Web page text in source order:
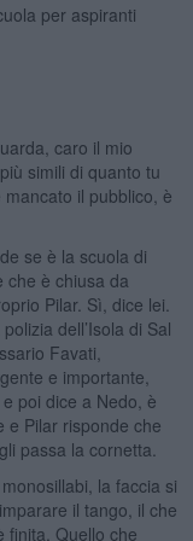
per aspiranti
caro il mio
simili di quanto tu
il pubblico, è
se è la scuola di
che è chiusa da
Pilar. Sì, dice lei.
dell’Isola di Sal
Favati,
e importante,
poi dice a Nedo, è
e Pilar risponde che
passa la cornetta.
la faccia si
il tango, il che
finita. Quello che